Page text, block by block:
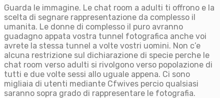
Guarda le immagine. Le chat room a adulti ti offrono e la
scelta di segnare rappresentazione da complesso il
umanita. Le donne di complesso il puro avranno
guadagno appata vostra tunnel fotografica anche voi
avrete la stessa tunnel a volte vostri uomini. Non c’e
alcuna restrizione sul dichiarazione di specie perche le
chat room verso adulti si rivolgono verso popolazione di
tutti e due volte sessi allo uguale appena. Ci sono
migliaia di utenti mediante Cfwives percio qualsiasi
saranno sopra grado di rappresentare le fotografia.